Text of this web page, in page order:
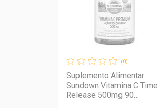
(0)
Suplemento Alimentar
Sundown Vitamina C Time
Release 500mg 90